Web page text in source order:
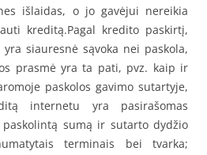
išlaidas, o jo gavėjui nereikia
kreditą.Pagal kredito paskirtį,
siauresnė sąvoka nei paskola,
prasmė yra ta pati, pvz. kaip ir
paskolos gavimo sutartyje,
internetu yra pasirašomas
sumą ir sutarto dydžio
terminais bei tvarka;